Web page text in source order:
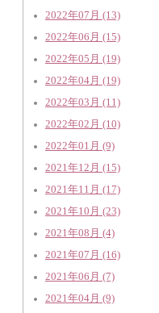
2022年07月 (13)
2022年06月 (15)
2022年05月 (19)
2022年04月 (19)
2022年03月 (11)
2022年02月 (10)
2022年01月 (9)
2021年12月 (15)
2021年11月 (17)
2021年10月 (23)
2021年08月 (4)
2021年07月 (16)
2021年06月 (7)
2021年04月 (9)